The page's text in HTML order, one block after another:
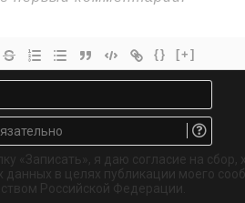
{} [+]
Имя*
Email.
«Записать», я даю согласие на
данных в целях публикации моего
Российской Федерации.